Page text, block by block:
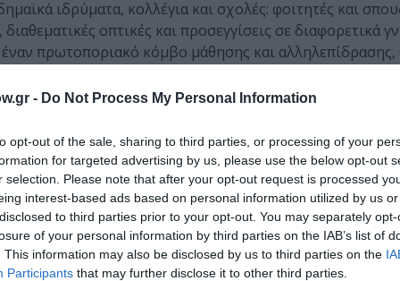
- Do Not Process My Personal Information
opt-out of the sale, sharing to third parties, or processing of your
for targeted advertising by us, please use the below opt-out
selection. Please note that after your opt-out request is processed
interest-based ads based on personal information utilized by us
to third parties prior to your opt-out. You may separately
of your personal information by third parties on the IAB’s list of
This information may also be disclosed by us to third parties on the
Participants that may further disclose it to other third parties.
ιδρύματα, κολλέγια και σχολές: φοιτητές και
οπτικές και προσεγγίσεις σε διαφορετικά
πρωτοποριακό κόμβο μάθησης και αλληλεπίδρασης,
Επικοινωνίας και ΜΜΕ, Εθνικό Καποδιστριακό
Επικοινωνίας για την Εκπαίδευση», Εθνικό
Εκπαίδευσης, Πανεπιστήμιο Θεσσαλίας |
| «Cinema Studies», Deree – The American